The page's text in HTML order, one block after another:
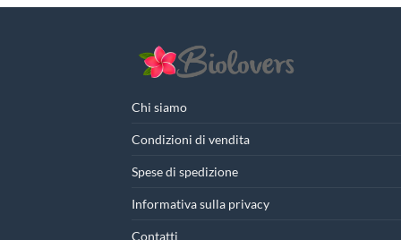
Chi siamo
Condizioni di vendita
Spese di spedizione
Informativa sulla privacy
Contatti